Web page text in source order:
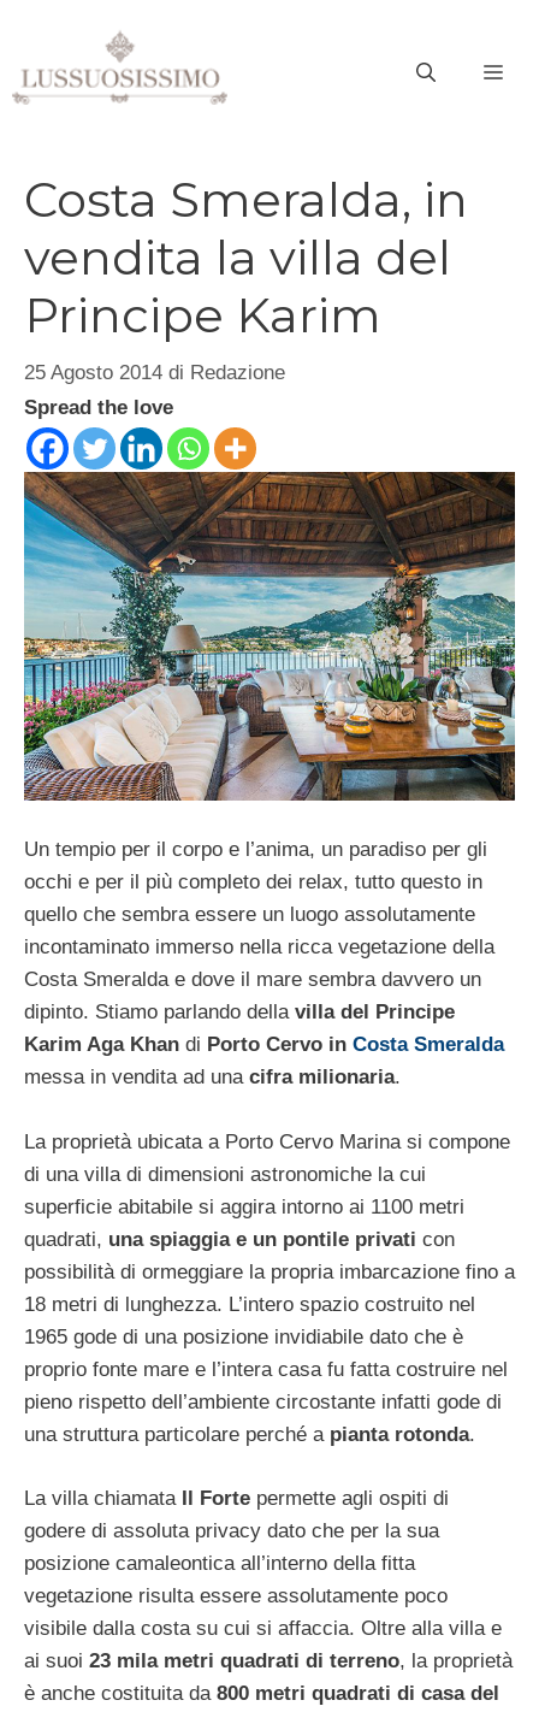
contenuto
Costa Smeralda, in
vendita la villa del
Principe Karim
25 Agosto 2014 di Redazione
Spread the love
Un tempio per il corpo e l’anima, un paradiso per gli
occhi e per il più completo dei relax, tutto questo in
quello che sembra essere un luogo assolutamente
incontaminato immerso nella ricca vegetazione della
Costa Smeralda e dove il mare sembra davvero un
dipinto. Stiamo parlando della villa del Principe
Karim Aga Khan di Porto Cervo in Costa Smeralda
messa in vendita ad una cifra milionaria.
La proprietà ubicata a Porto Cervo Marina si compone
di una villa di dimensioni astronomiche la cui
superficie abitabile si aggira intorno ai 1100 metri
quadrati, una spiaggia e un pontile privati con
possibilità di ormeggiare la propria imbarcazione fino a
18 metri di lunghezza. L’intero spazio costruito nel
1965 gode di una posizione invidiabile dato che è
proprio fonte mare e l’intera casa fu fatta costruire nel
pieno rispetto dell’ambiente circostante infatti gode di
una struttura particolare perché a pianta rotonda.
La villa chiamata Il Forte permette agli ospiti di
godere di assoluta privacy dato che per la sua
posizione camaleontica all’interno della fitta
vegetazione risulta essere assolutamente poco
visibile dalla costa su cui si affaccia. Oltre alla villa e
ai suoi 23 mila metri quadrati di terreno, la proprietà
è anche costituita da 800 metri quadrati di casa del